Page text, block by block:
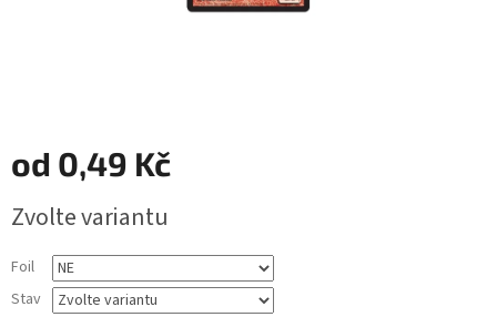
od 0,49 Kč
cena:
Zvolte variantu
Foil
Stav